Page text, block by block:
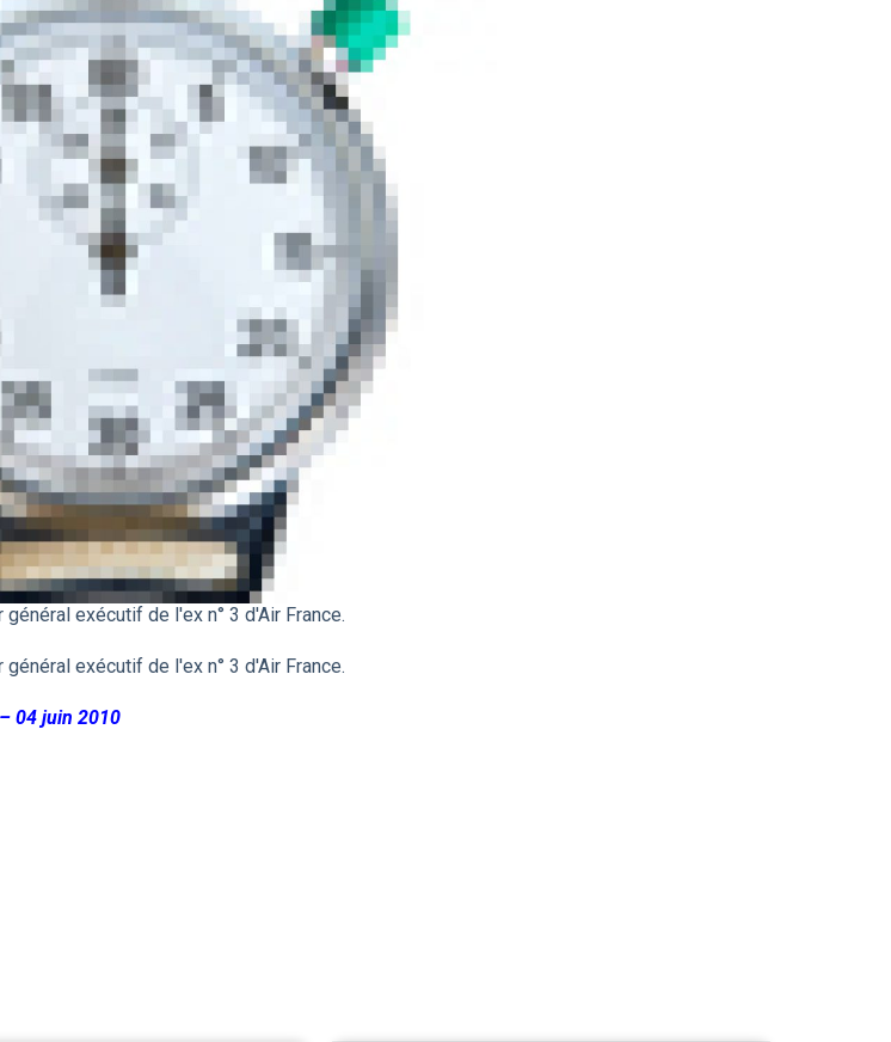
exécutif de l'ex n° 3 d'Air France.
exécutif de l'ex n° 3 d'Air France.
04 juin 2010